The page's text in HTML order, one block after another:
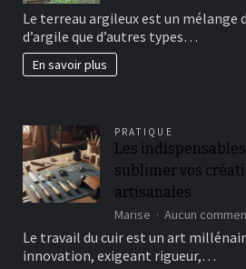
Le terreau argileux est un mélange
d’argile que d’autres types…
En savoir plus
PRATIQUE
Les
sublimer vos
artisanales
Marise Aucun
Le travail du cuir est un art
innovation, exigeant rigueur,…